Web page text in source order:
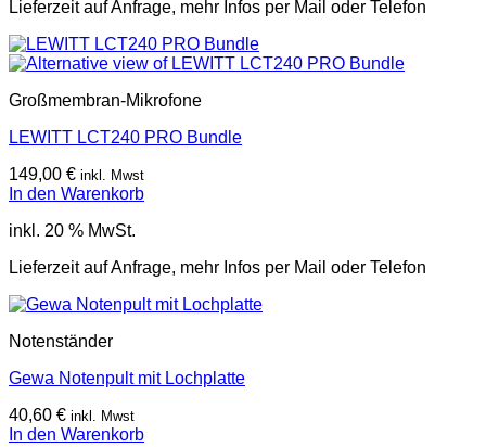
Lieferzeit auf Anfrage, mehr Infos per Mail oder Telefon
Großmembran-Mikrofone
LEWITT LCT240 PRO Bundle
149,00 € inkl. Mwst
In den Warenkorb
inkl. 20 % MwSt.
Lieferzeit auf Anfrage, mehr Infos per Mail oder Telefon
Notenständer
Gewa Notenpult mit Lochplatte
40,60 € inkl. Mwst
In den Warenkorb